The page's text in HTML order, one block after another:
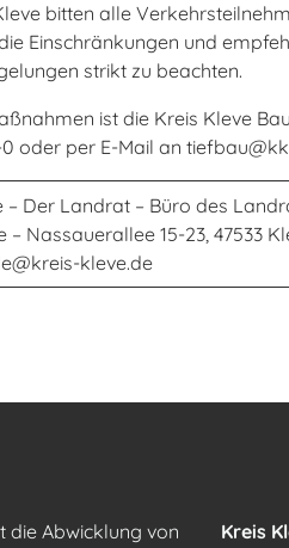
bitten alle
Einschränkungen und
strikt zu beachten.
ist die Kreis Kleve
oder per E-Mail an
– Der Landrat – Büro des
– Nassauerallee 15-23, 47533
kleve.de
die Abwicklung von Kreis